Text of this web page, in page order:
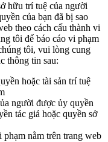
hữu trí tuệ của người
của bạn đã bị sao
theo cách cấu thành vi
tôi để báo cáo vi phạm
tôi, vui lòng cung
thông tin sau:
hoặc tài sản trí tuệ
người được ủy quyền
tác giả hoặc quyền sở
nằm trên trang web